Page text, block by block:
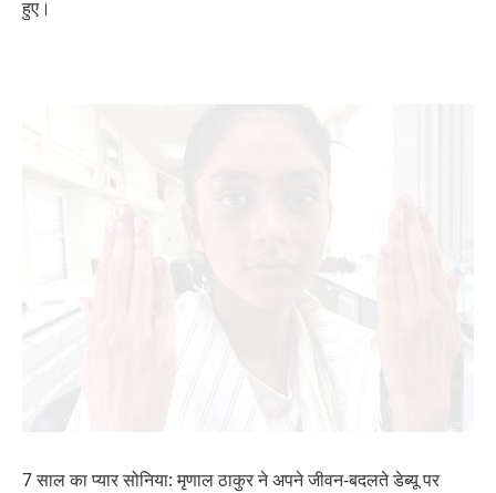
हुए।
7 साल का प्यार सोनिया: मृणाल ठाकुर ने अपने जीवन-बदलते डेब्यू पर